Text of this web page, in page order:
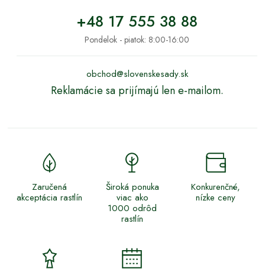
+48 17 555 38 88
Pondelok - piatok: 8:00-16:00
obchod@slovenskesady.sk
Reklamácie sa prijímajú len e-mailom.
Zaručená
akceptácia rastlín
Široká ponuka
viac ako
1000 odrôd
rastlín
Konkurenčné,
nízke ceny